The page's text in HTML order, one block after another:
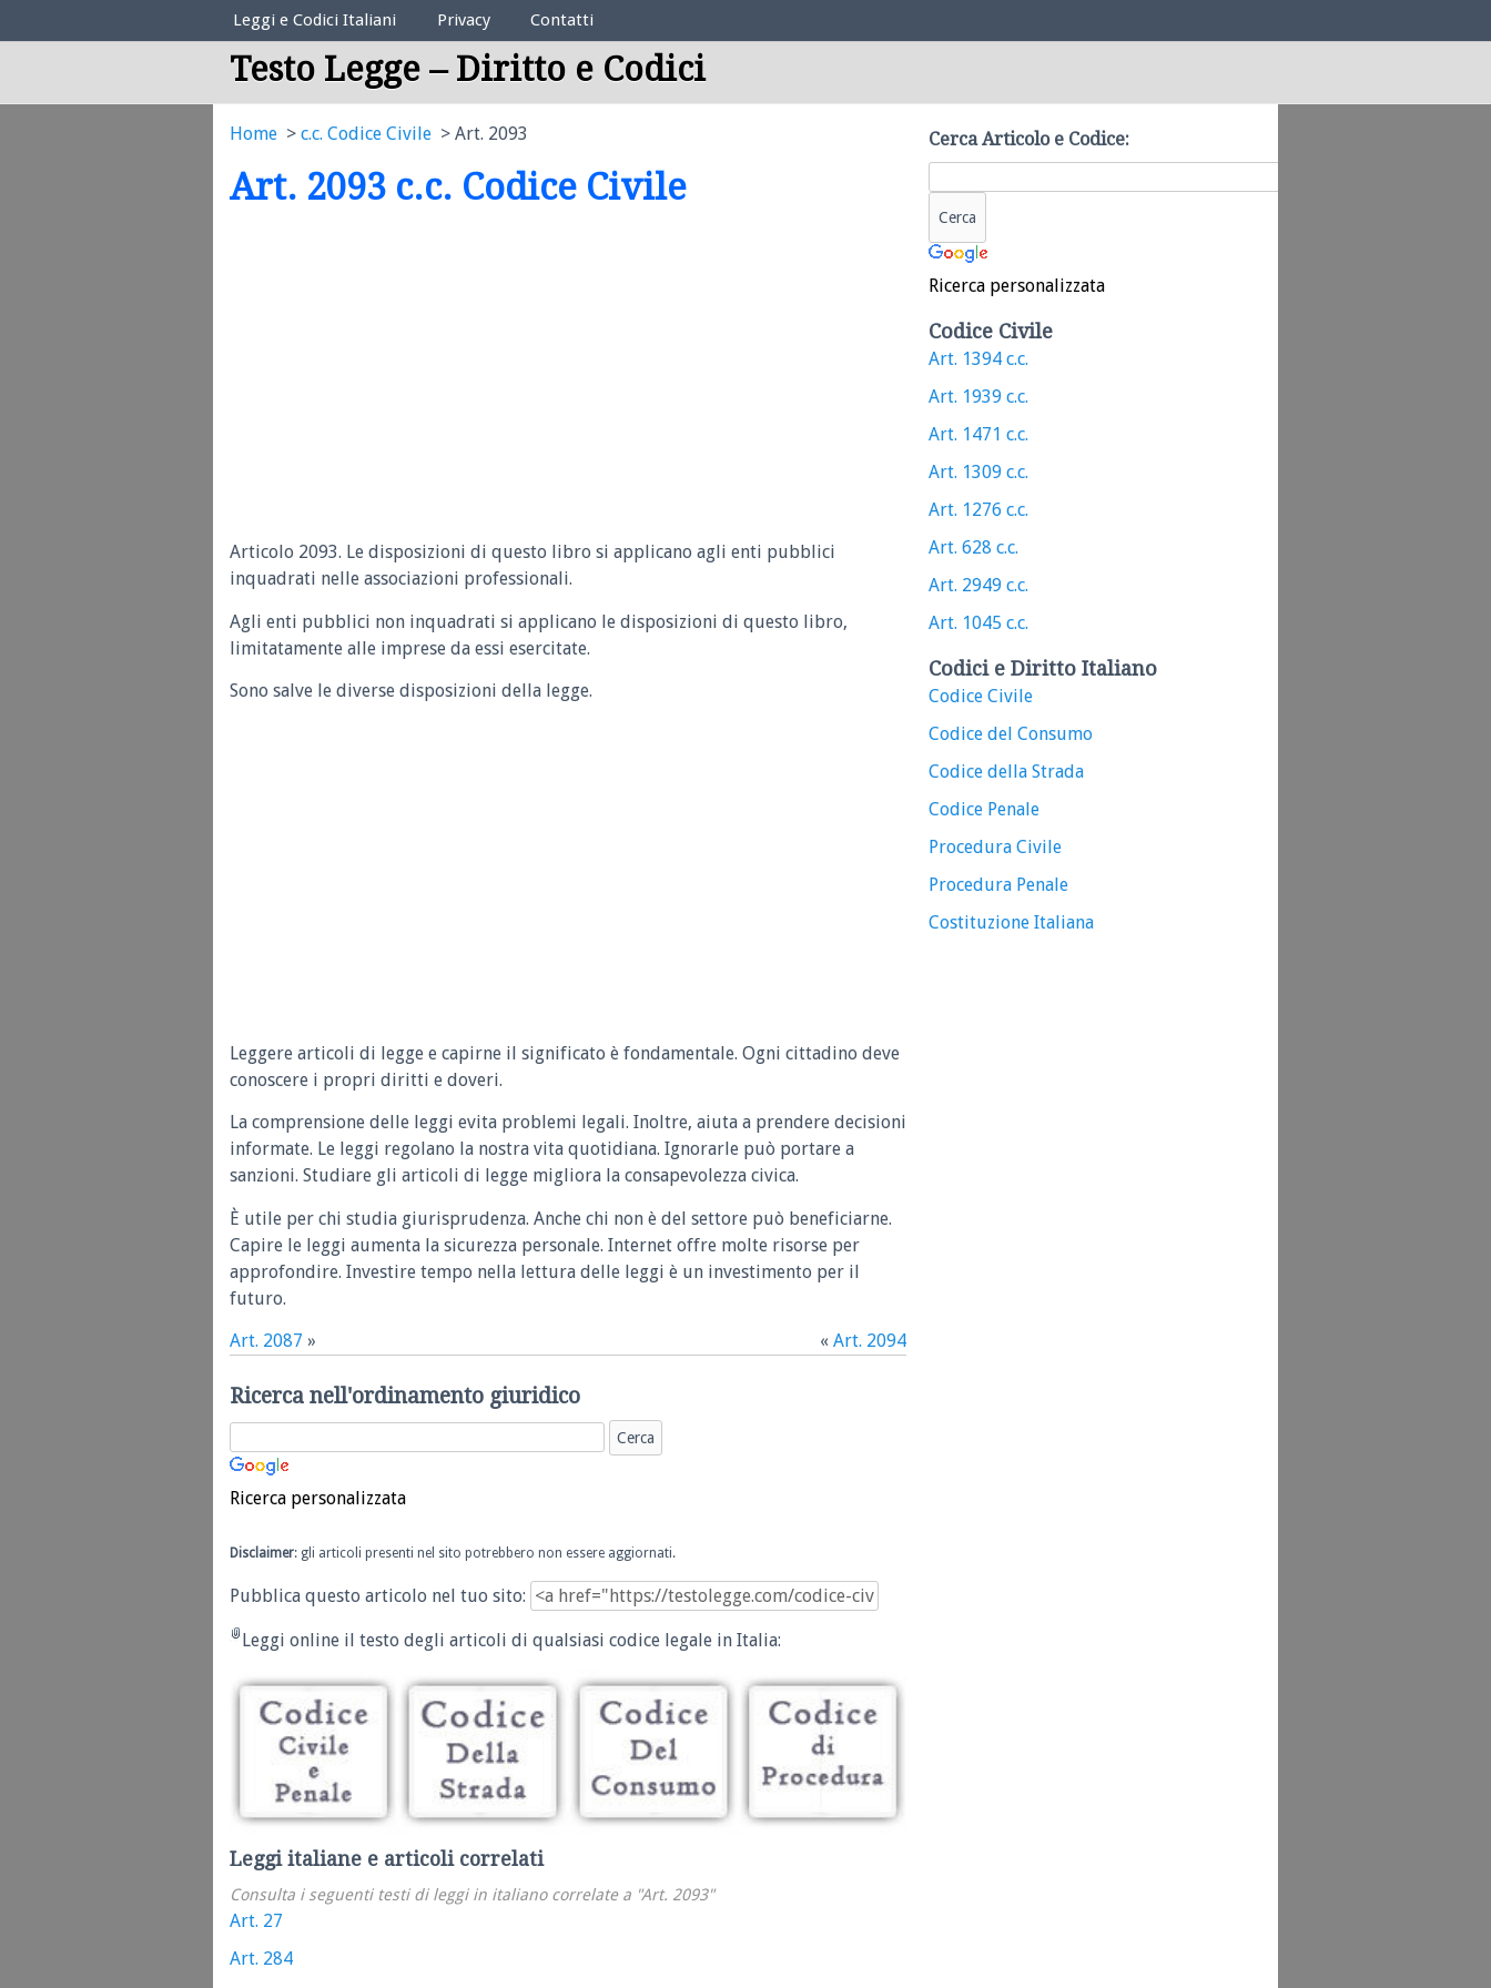
Elenco Codici Legali
Leggi e Codici Italiani Privacy Contatti
Testo Legge – Diritto e Codici
Home c.c. Codice Civile Art. 2093
Art. 2093 c.c. Codice Civile
Articolo 2093. Le disposizioni di questo libro si applicano agli enti pubblici
inquadrati nelle associazioni professionali.
Agli enti pubblici non inquadrati si applicano le disposizioni di questo libro,
limitatamente alle imprese da essi esercitate.
Sono salve le diverse disposizioni della legge.
Leggere articoli di legge e capirne il significato è fondamentale. Ogni cittadino deve
conoscere i propri diritti e doveri.
La comprensione delle leggi evita problemi legali. Inoltre, aiuta a prendere decisioni
informate. Le leggi regolano la nostra vita quotidiana. Ignorarle può portare a
sanzioni. Studiare gli articoli di legge migliora la consapevolezza civica.
È utile per chi studia giurisprudenza. Anche chi non è del settore può beneficiarne.
Capire le leggi aumenta la sicurezza personale. Internet offre molte risorse per
approfondire. Investire tempo nella lettura delle leggi è un investimento per il
futuro.
Art. 2087 » « Art. 2094
Ricerca nell'ordinamento giuridico
Ricerca personalizzata
Disclaimer: gli articoli presenti nel sito potrebbero non essere aggiornati.
Pubblica questo articolo nel tuo sito:
Leggi online il testo degli articoli di qualsiasi codice legale in Italia:
Leggi italiane e articoli correlati
Consulta i seguenti testi di leggi in italiano correlate a "Art. 2093"
Art. 27
Art. 284
Cerca Articolo e Codice:
Ricerca personalizzata
Codice Civile
Art. 1394 c.c.
Art. 1939 c.c.
Art. 1471 c.c.
Art. 1309 c.c.
Art. 1276 c.c.
Art. 628 c.c.
Art. 2949 c.c.
Art. 1045 c.c.
Codici e Diritto Italiano
Codice Civile
Codice del Consumo
Codice della Strada
Codice Penale
Procedura Civile
Procedura Penale
Costituzione Italiana